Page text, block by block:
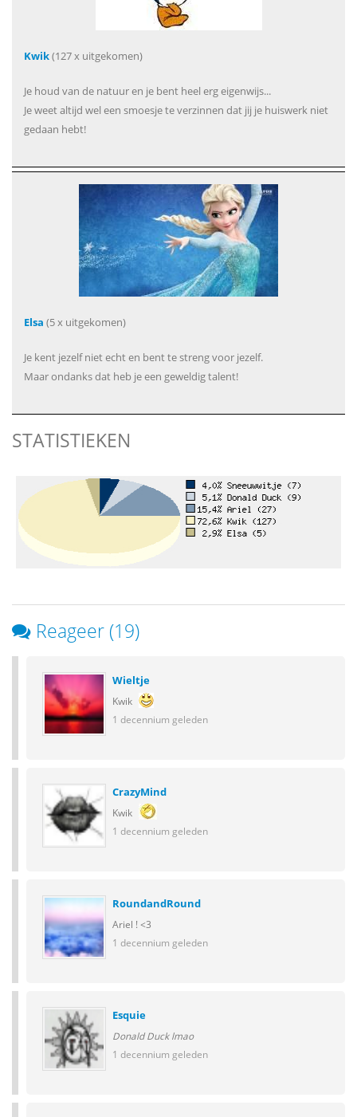
Kwik(127 x uitgekomen)
Je houd van de natuur en je bent heel erg eigenwijs...
Je weet altijd wel een smoesje te verzinnen dat jij je huiswerk niet
gedaan hebt!
Elsa (5 x uitgekomen)
Je kent jezelf niet echt en bent te streng voor jezelf.
Maar ondanks dat heb je een geweldig talent!
STATISTIEKEN
Reageer (19)
Wieltje
Kwik
1 decennium geleden
CrazyMind
Kwik
1 decennium geleden
RoundandRound
Ariel ! <3
1 decennium geleden
Esquie
Donald Duck lmao
1 decennium geleden